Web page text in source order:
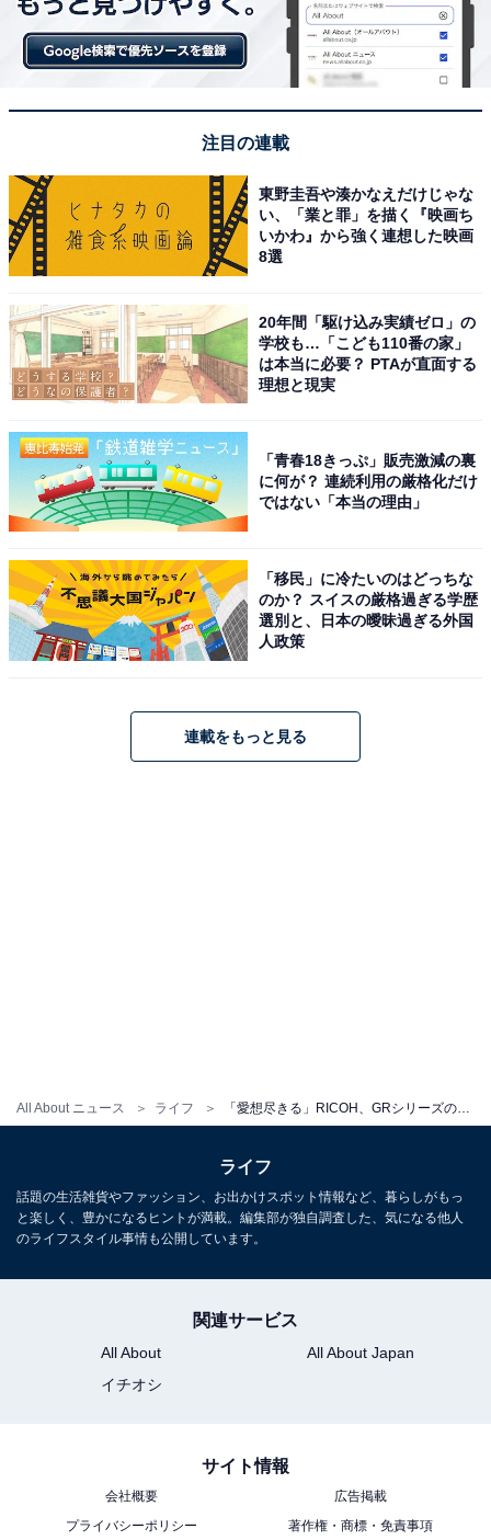
All About ニュース ライフ
黒木メイサ、レアすぎる限定モデルの？ GR自
撮りショットで美脚を披露！ 「めちゃめちゃい
い感じの肌色」
注目の連載
東野圭吾や湊かなえだけじゃな
い、「業と罪」を描く『映画ち
いかわ』から強く連想した映画
8選
20年間「駆け込み実績ゼロ」の
学校も…「こども110番の家」
は本当に必要？ PTAが直面する
理想と現実
「青春18きっぷ」販売激減の裏
に何が？ 連続利用の厳格化だけ
ではない「本当の理由」
「移民」に冷たいのはどっちな
のか？ スイスの厳格過ぎる学歴
選別と、日本の曖昧過ぎる外国
人政策
連載をもっと見る
ライフ
話題の生活雑貨やファッション、お出かけスポット情報など、暮らしがもっ
と楽しく、豊かになるヒントが満載。編集部が独自調査した、気になる他人
のライフスタイル事情も公開しています。
関連サービス
All About
All About Japan
イチオシ
サイト情報
会社概要
広告掲載
プライバシーポリシー
著作権・商標・免責事項